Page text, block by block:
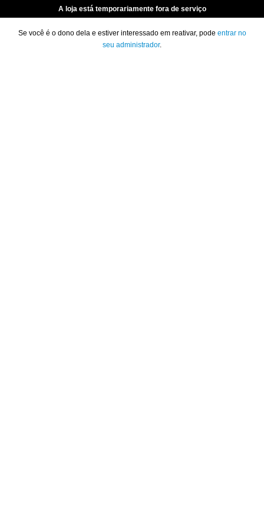
A loja está temporariamente fora de serviço
Se você é o dono dela e estiver interessado em reativar, pode entrar no
seu administrador.